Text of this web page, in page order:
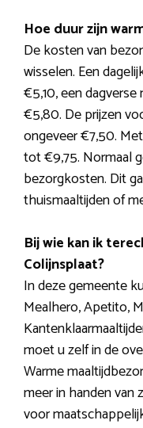
Hoe duur zijn
De kosten van
wisselen. Een
€5,10, een dagverse
€5,80. De prijzen
ongeveer €7,50.
tot €9,75. Normaal
bezorgkosten. Dit
thuismaaltijden of
Bij wie kan ik
Colijnsplaat?
In deze gemeente
Mealhero, Apetito,
moet u zelf in de
Warme
meer in handen van
voor